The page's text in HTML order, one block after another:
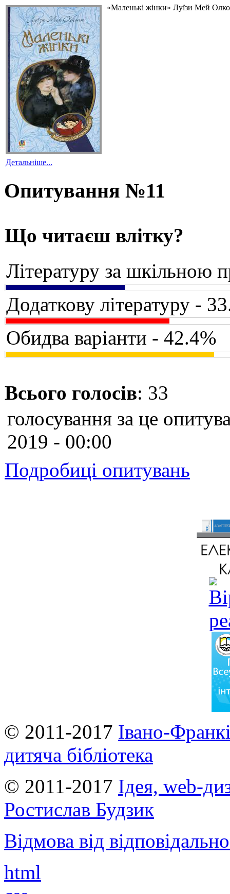
«Маленькі жінки» Луїзи Мей
Детальніше...
Опитування №11
Що читаєш влітку?
Літературу за шкільною
Додаткову літературу -
Обидва варіанти - 42.4%
Всього голосів: 33
голосування за це
2019 - 00:00
Подробиці опитувань
© 2011-2017 Івано-
дитяча бібліотека
© 2011-2017 Ідея, web-
Ростислав Будзик
Відмова від
html